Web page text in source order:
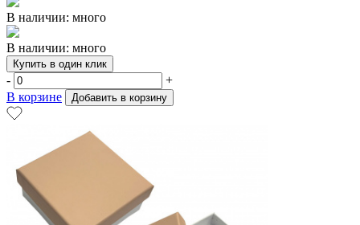
В наличии: много
В наличии: много
Купить в один клик
-
+
В корзине
Добавить в корзину